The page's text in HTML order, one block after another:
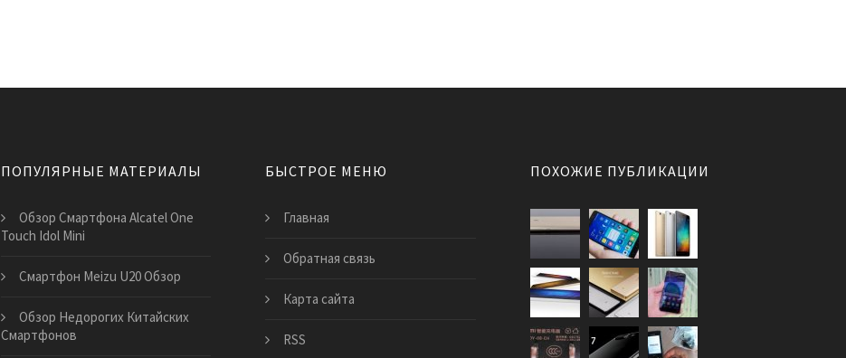
ПОПУЛЯРНЫЕ МАТЕРИАЛЫ
Обзор Смартфона Alcatel One
Touch Idol Mini
Смартфон Meizu U20 Обзор
Обзор Недорогих Китайских
Смартфонов
БЫСТРОЕ МЕНЮ
Главная
Обратная связь
Карта сайта
RSS
ПОХОЖИЕ ПУБЛИКАЦИИ